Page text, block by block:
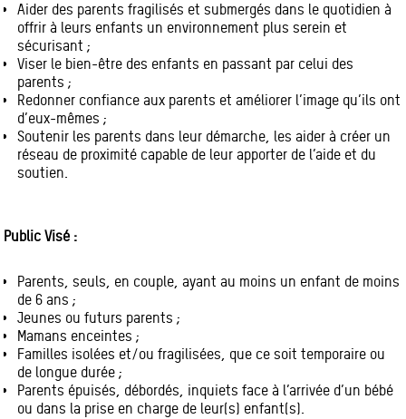
Aider des parents fragilisés et submergés dans le quotidien à
offrir à leurs enfants un environnement plus serein et
sécurisant ;
Viser le bien-être des enfants en passant par celui des
parents ;
Redonner confiance aux parents et améliorer l’image qu’ils ont
d’eux-mêmes ;
Soutenir les parents dans leur démarche, les aider à créer un
réseau de proximité capable de leur apporter de l’aide et du
soutien.
Public Visé :
Parents, seuls, en couple, ayant au moins un enfant de moins
de 6 ans ;
Jeunes ou futurs parents ;
Mamans enceintes ;
Familles isolées et/ou fragilisées, que ce soit temporaire ou
de longue durée ;
Parents épuisés, débordés, inquiets face à l’arrivée d’un bébé
ou dans la prise en charge de leur(s) enfant(s).